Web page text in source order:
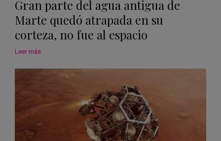
Gran parte del agua antigua de
Marte quedó atrapada en su
corteza, no fue al espacio
Leer más